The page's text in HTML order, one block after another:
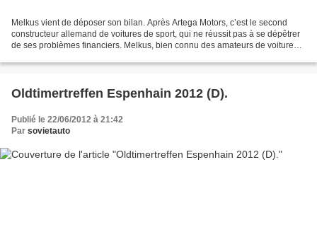
Melkus vient de déposer son bilan. Après Artega Motors, c’est le second
constructeur allemand de voitures de sport, qui ne réussit pas à se dépêtrer
de ses problèmes financiers. Melkus, bien connu des amateurs de voitures
Oldtimertreffen Espenhain 2012 (D).
Publié le 22/06/2012 à 21:42
Par sovietauto